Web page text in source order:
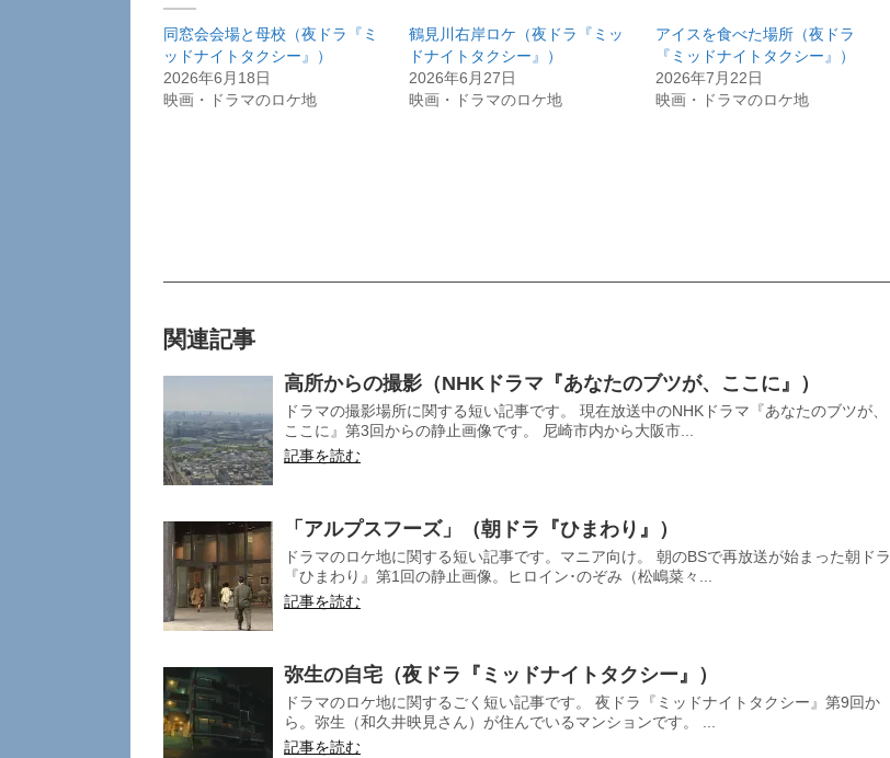
同窓会会場と母校（夜ドラ『ミ
ッドナイトタクシー』）
2026年6月18日
映画・ドラマのロケ地
鶴見川右岸ロケ（夜ドラ『ミッ
ドナイトタクシー』）
2026年6月27日
映画・ドラマのロケ地
アイスを食べた場所（夜ドラ
『ミッドナイトタクシー』）
2026年7月22日
映画・ドラマのロケ地
関連記事
高所からの撮影（NHKドラマ『あなたのブツが、ここに』）
ドラマの撮影場所に関する短い記事です。 現在放送中のNHKドラマ『あなたのブツが、
ここに』第3回からの静止画像です。 尼崎市内から大阪市...
記事を読む
「アルプスフーズ」（朝ドラ『ひまわり』）
ドラマのロケ地に関する短い記事です。マニア向け。 朝のBSで再放送が始まった朝ドラ
『ひまわり』第1回の静止画像。ヒロイン･のぞみ（松嶋菜々...
記事を読む
弥生の自宅（夜ドラ『ミッドナイトタクシー』）
ドラマのロケ地に関するごく短い記事です。 夜ドラ『ミッドナイトタクシー』第9回か
ら。弥生（和久井映見さん）が住んでいるマンションです。 ...
記事を読む